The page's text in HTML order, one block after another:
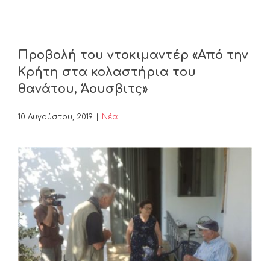
Προβολή του ντοκιμαντέρ «Από την
Κρήτη στα κολαστήρια του
θανάτου, Άουσβιτς»
10 Αυγούστου, 2019 Nέα
View
Larger
Image